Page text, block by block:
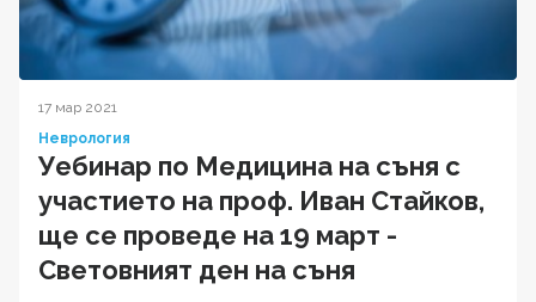
17 мар 2021
Неврология
Уебинар по Медицина на съня с
участието на проф. Иван Стайков,
ще се проведе на 19 март -
Световният ден на съня